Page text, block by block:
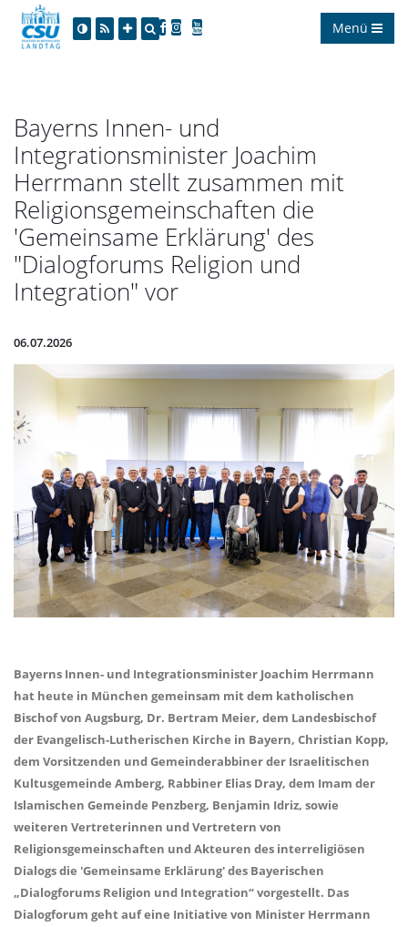
Menü
Bayerns Innen- und
Integrationsminister Joachim
Herrmann stellt zusammen mit
Religionsgemeinschaften die
'Gemeinsame Erklärung' des
"Dialogforums Religion und
Integration" vor
06.07.2026
Bayerns Innen- und Integrationsminister Joachim Herrmann
hat heute in München gemeinsam mit dem katholischen
Bischof von Augsburg, Dr. Bertram Meier, dem Landesbischof
der Evangelisch-Lutherischen Kirche in Bayern, Christian Kopp,
dem Vorsitzenden und Gemeinderabbiner der Israelitischen
Kultusgemeinde Amberg, Rabbiner Elias Dray, dem Imam der
Islamischen Gemeinde Penzberg, Benjamin Idriz, sowie
weiteren Vertreterinnen und Vertretern von
Religionsgemeinschaften und Akteuren des interreligiösen
Dialogs die 'Gemeinsame Erklärung' des Bayerischen
Dialogforums Religion und Integration“ vorgestellt. Das
Dialogforum geht auf eine Initiative von Minister Herrmann